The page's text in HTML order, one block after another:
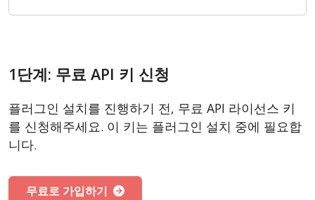
1단계: 무료 API 키 신청
플러그인 설치를 진행하기 전, 무료 API 라이선스 키
를 신청해주세요. 이 키는 플러그인 설치 중에 필요합
니다.
무료로 가입하기